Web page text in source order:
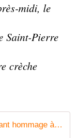
midi, le
Saint-Pierre
crèche
La crèche du Vatican, un éblouissant hommage à saint François d'Assise